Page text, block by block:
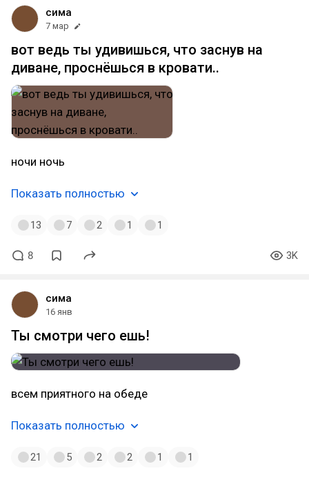
сима
7 мар
вот ведь ты удивишься, что заснув на
диване, проснёшься в кровати..
ночи ночь
Показать полностью
13 7 2 1 1
8 3K
сима
16 янв
Ты смотри чего ешь!
всем приятного на обеде
Показать полностью
21 5 2 2 1 1